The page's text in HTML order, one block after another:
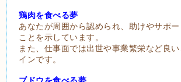
鶏肉を食べる夢
あなたが周囲から認められ、助けやサポ
ことを示しています。
また、仕事面では出世や事業繁栄など良
インです。